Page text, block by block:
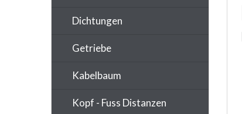
Dichtungen
Getriebe
Kabelbaum
Kopf - Fuss Distanzen